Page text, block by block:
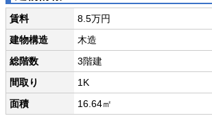
賃料
8.5万円
建物構造
木造
総階数
3階建
間取り
1K
面積
16.64㎡